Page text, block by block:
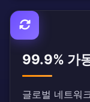
99.9% 가
글로벌 네트워